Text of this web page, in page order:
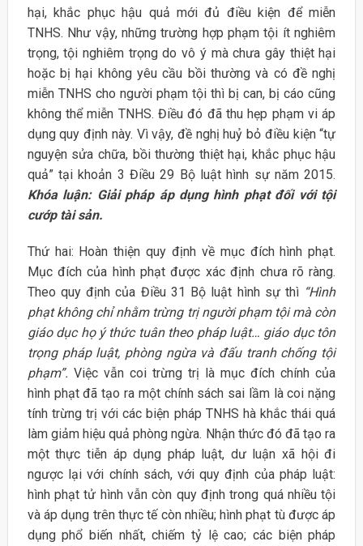
hại, khắc phục hậu quả mới đủ điều kiện để miễn
TNHS. Như vậy, những trường hợp phạm tội ít nghiêm
trọng, tội nghiêm trọng do vô ý mà chưa gây thiệt hại
hoặc bị hại không yêu cầu bồi thường và có đề nghị
miễn TNHS cho người phạm tội thì bị can, bị cáo cũng
không thể miễn TNHS. Điều đó đã thu hẹp phạm vi áp
dụng quy định này. Vì vậy, đề nghị huỷ bỏ điều kiện “tự
nguyện sửa chữa, bồi thường thiệt hại, khắc phục hậu
quả” tại khoản 3 Điều 29 Bộ luật hình sự năm 2015.
Khóa luận: Giải pháp áp dụng hình phạt đối với tội
cướp tài sản.
Thứ hai: Hoàn thiện quy định về mục đích hình phạt.
Mục đích của hình phạt được xác định chưa rõ ràng.
Theo quy định của Điều 31 Bộ luật hình sự thì “Hình
phạt không chỉ nhằm trừng trị người phạm tội mà còn
giáo dục họ ý thức tuân theo pháp luật… giáo dục tôn
trọng pháp luật, phòng ngừa và đấu tranh chống tội
phạm”. Việc vẫn coi trừng trị là mục đích chính của
hình phạt đã tạo ra một chính sách sai lầm là coi nặng
tính trừng trị với các biện pháp TNHS hà khắc thái quá
làm giảm hiệu quả phòng ngừa. Nhận thức đó đã tạo ra
một thực tiễn áp dụng pháp luật, dư luận xã hội đi
ngược lại với chính sách, với quy định của pháp luật:
hình phạt tử hình vẫn còn quy định trong quá nhiều tội
và áp dụng trên thực tế còn nhiều; hình phạt tù được áp
dụng phổ biến nhất, chiếm tỷ lệ cao; các biện pháp